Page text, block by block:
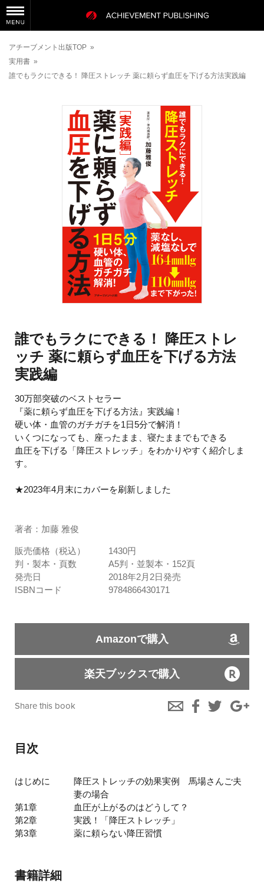
アチーブメント出版TOP »
実用書 »
誰でもラクにできる！ 降圧ストレッチ 薬に頼らず血圧を下げる方法実践編
誰でもラクにできる！ 降圧ストレ
ッチ 薬に頼らず血圧を下げる方法
実践編
30万部突破のベストセラー
『薬に頼らず血圧を下げる方法』実践編！
硬い体・血管のガチガチを1日5分で解消！
いくつになっても、座ったまま、寝たままでもできる
血圧を下げる「降圧ストレッチ」をわかりやすく紹介しま
す。
★2023年4月末にカバーを刷新しました
著者：加藤 雅俊
販売価格（税込）
1430円
判・製本・頁数
A5判・並製本・152頁
発売日
2018年2月2日発売
ISBNコード
9784866430171
Amazonで購入
楽天ブックスで購入
Share this book
目次
はじめに
降圧ストレッチの効果実例 馬場さんご夫
妻の場合
第1章
血圧が上がるのはどうして？
第2章
実践！「降圧ストレッチ」
第3章
薬に頼らない降圧習慣
書籍詳細